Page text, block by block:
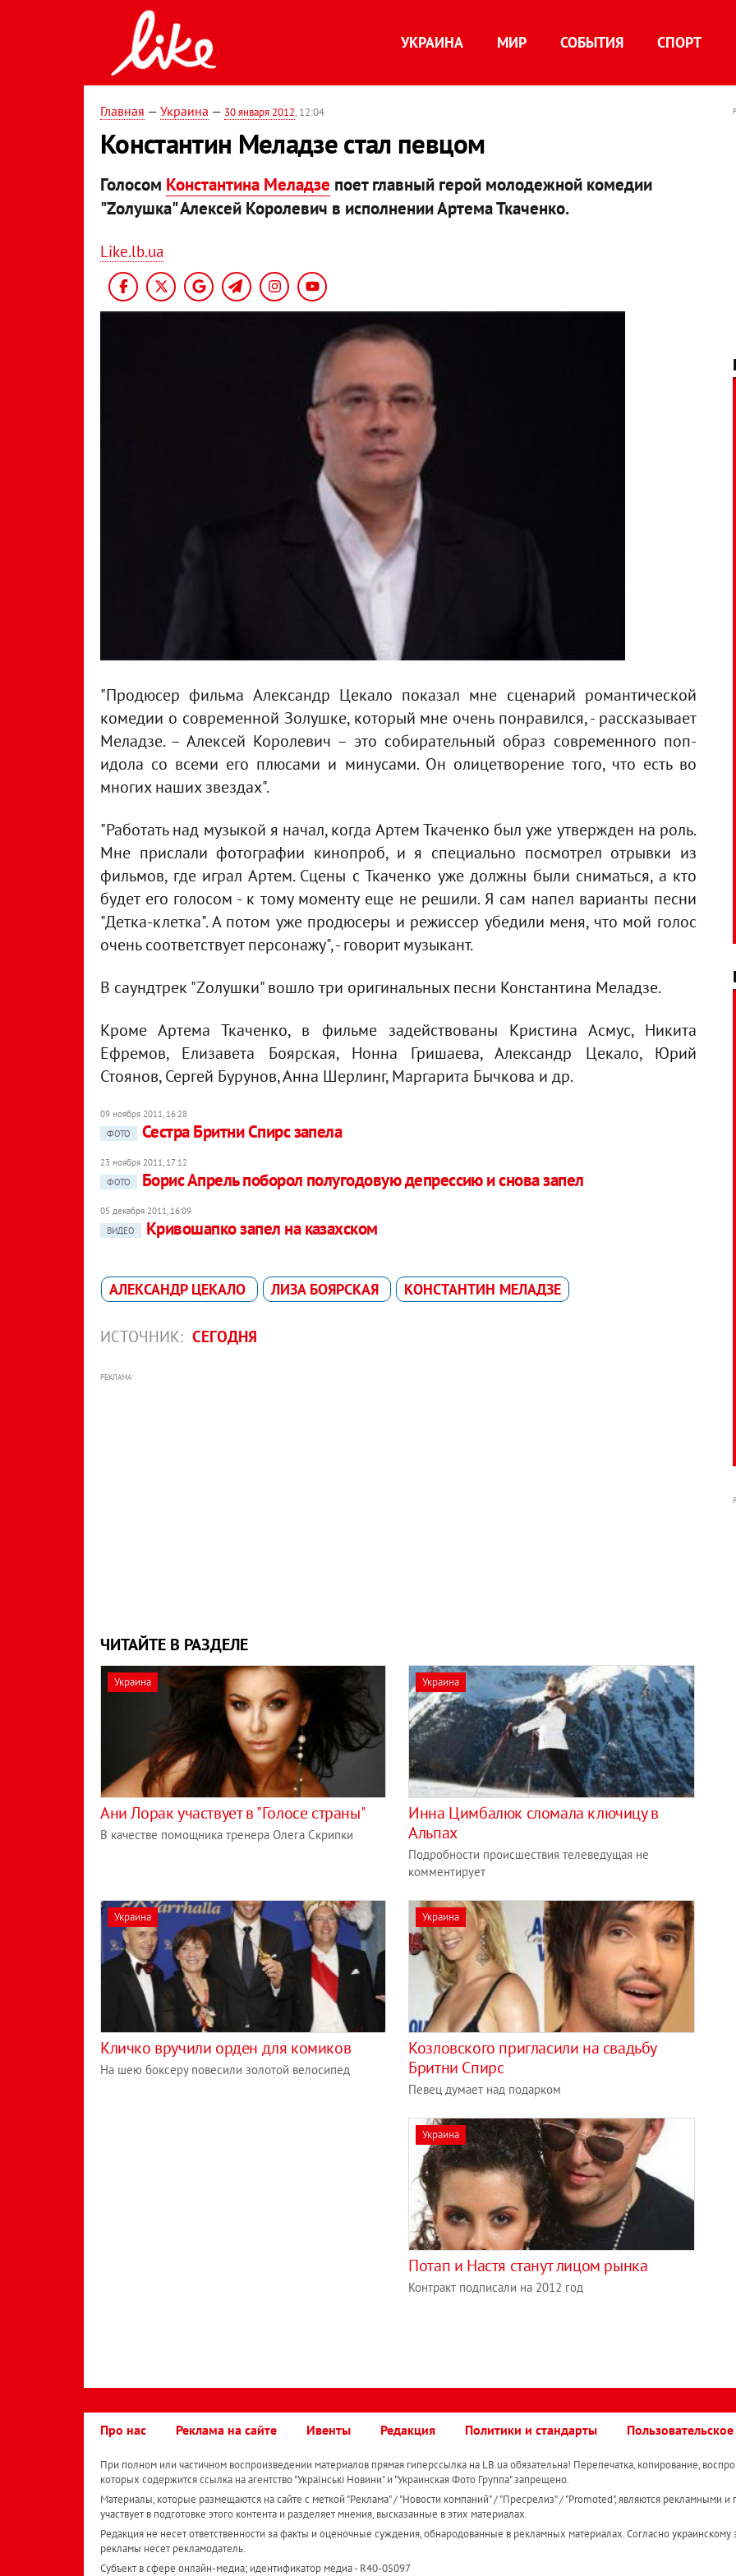
УКРАИНА МИР СОБЫТИЯ СПОРТ
Главная — Украина — 30 января 2012, 12:04
Константин Меладзе стал певцом
Голосом Константина Меладзе поет главный герой молодежной комедии
"Zолушка" Алексей Королевич в исполнении Артема Ткаченко.
Like.lb.ua
"Продюсер фильма Александр Цекало показал мне сценарий романтической
комедии о современной Золушке, который мне очень понравился, - рассказывает
Меладзе. – Алексей Королевич – это собирательный образ современного поп-
идола со всеми его плюсами и минусами. Он олицетворение того, что есть во
многих наших звездах".
"Работать над музыкой я начал, когда Артем Ткаченко был уже утвержден на роль.
Мне прислали фотографии кинопроб, и я специально посмотрел отрывки из
фильмов, где играл Артем. Сцены с Ткаченко уже должны были сниматься, а кто
будет его голосом - к тому моменту еще не решили. Я сам напел варианты песни
"Детка-клетка". А потом уже продюсеры и режиссер убедили меня, что мой голос
очень соответствует персонажу", - говорит музыкант.
В саундтрек "Zолушки" вошло три оригинальных песни Константина Меладзе.
Кроме Артема Ткаченко, в фильме задействованы Кристина Асмус, Никита
Ефремов, Елизавета Боярская, Нонна Гришаева, Александр Цекало, Юрий
Стоянов, Сергей Бурунов, Анна Шерлинг, Маргарита Бычкова и др.
09 ноября 2011, 16:28
ФОТО
Сестра Бритни Спирс запела
23 ноября 2011, 17:12
ФОТО
Борис Апрель поборол полугодовую депрессию и снова запел
05 декабря 2011, 16:09
ВИДЕО
Кривошапко запел на казахском
АЛЕКСАНДР ЦЕКАЛО ЛИЗА БОЯРСКАЯ КОНСТАНТИН МЕЛАДЗЕ
ИСТОЧНИК: СЕГОДНЯ
РЕКЛАМА
ЧИТАЙТЕ В РАЗДЕЛЕ
Украина
Ани Лорак участвует в "Голосе страны"
В качестве помощника тренера Олега Скрипки
Украина
Инна Цимбалюк сломала ключицу в
Альпах
Подробности происшествия телеведущая не
комментирует
Украина
Кличко вручили орден для комиков
На шею боксеру повесили золотой велосипед
Украина
Козловского пригласили на свадьбу
Бритни Спирс
Певец думает над подарком
Украина
Потап и Настя станут лицом рынка
Контракт подписали на 2012 год
Про нас Реклама на сайте Ивенты Редакция Политики и стандарты
При полном или частичном воспроизведении материалов прямая гиперссылка на LB.ua обязательна! Перепечатка, копирование,
которых содержится ссылка на агентство "Українськi Новини" и "Украинская Фото Группа" запрещено.
Материалы, которые размещаются на сайте с меткой "Реклама" / "Новости компаний" / "Пресрелиз" / "Promoted", являются рекламными и
участвует в подготовке этого контента и разделяет мнения, высказанные в этих материалах.
Редакция не несет ответственности за факты и оценочные суждения, обнародованные в рекламных материалах. Согласно украинскому
рекламы несет рекламодатель.
Субъект в сфере онлайн-медиа; идентификатор медиа - R40-05097